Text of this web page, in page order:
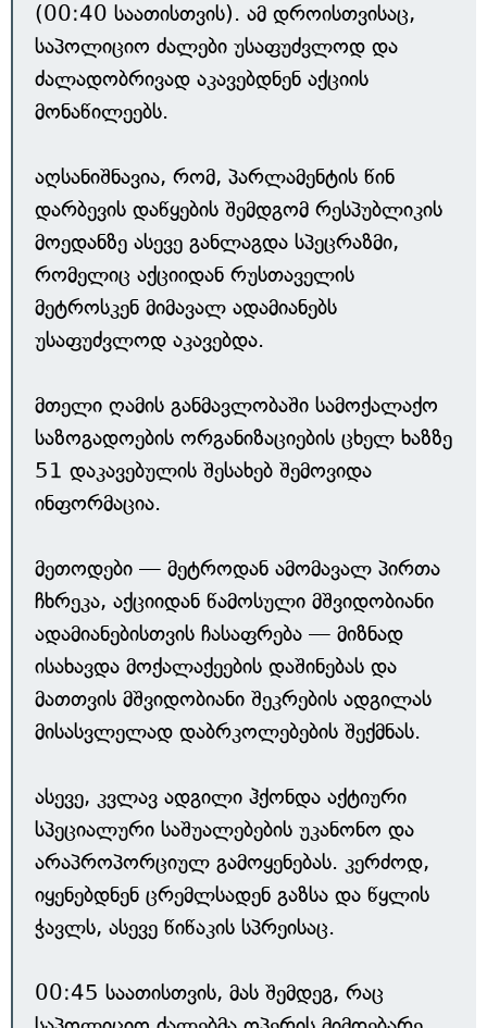
(00:40 საათისთვის). ამ დროისთვისაც,
საპოლიციო ძალები უსაფუძვლოდ და
ძალადობრივად აკავებდნენ აქციის
მონაწილეებს.
აღსანიშნავია, რომ, პარლამენტის წინ
დარბევის დაწყების შემდგომ რესპუბლიკის
მოედანზე ასევე განლაგდა სპეცრაზმი,
რომელიც აქციიდან რუსთაველის
მეტროსკენ მიმავალ ადამიანებს
უსაფუძვლოდ აკავებდა.
მთელი ღამის განმავლობაში სამოქალაქო
საზოგადოების ორგანიზაციების ცხელ ხაზზე
51 დაკავებულის შესახებ შემოვიდა
ინფორმაცია.
მეთოდები — მეტროდან ამომავალ პირთა
ჩხრეკა, აქციიდან წამოსული მშვიდობიანი
ადამიანებისთვის ჩასაფრება — მიზნად
ისახავდა მოქალაქეების დაშინებას და
მათთვის მშვიდობიანი შეკრების ადგილას
მისასვლელად დაბრკოლებების შექმნას.
ასევე, კვლავ ადგილი ჰქონდა აქტიური
სპეციალური საშუალებების უკანონო და
არაპროპორციულ გამოყენებას. კერძოდ,
იყენებდნენ ცრემლსადენ გაზსა და წყლის
ჭავლს, ასევე წიწაკის სპრეისაც.
00:45 საათისთვის, მას შემდეგ, რაც